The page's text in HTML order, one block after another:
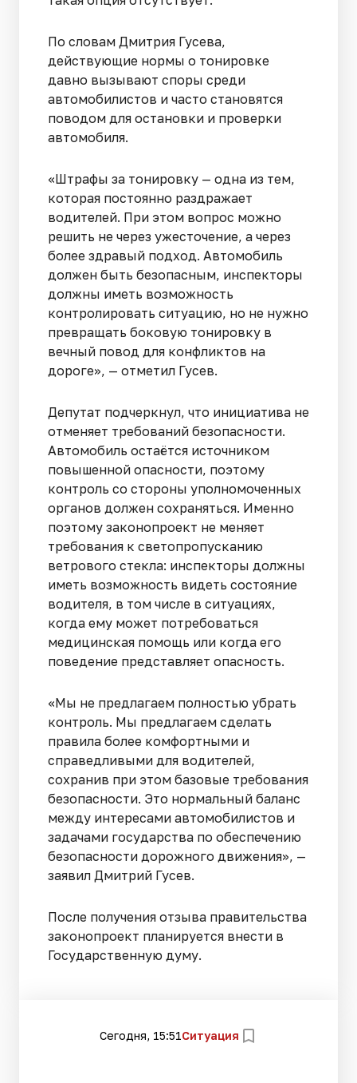
По словам Дмитрия Гусева,
действующие нормы о тонировке
давно вызывают споры среди
автомобилистов и часто становятся
поводом для остановки и проверки
автомобиля.
«Штрафы за тонировку — одна из тем,
которая постоянно раздражает
водителей. При этом вопрос можно
решить не через ужесточение, а через
более здравый подход. Автомобиль
должен быть безопасным, инспекторы
должны иметь возможность
контролировать ситуацию, но не нужно
превращать боковую тонировку в
вечный повод для конфликтов на
дороге», — отметил Гусев.
Депутат подчеркнул, что инициатива не
отменяет требований безопасности.
Автомобиль остаётся источником
повышенной опасности, поэтому
контроль со стороны уполномоченных
органов должен сохраняться. Именно
поэтому законопроект не меняет
требования к светопропусканию
ветрового стекла: инспекторы должны
иметь возможность видеть состояние
водителя, в том числе в ситуациях,
когда ему может потребоваться
медицинская помощь или когда его
поведение представляет опасность.
«Мы не предлагаем полностью убрать
контроль. Мы предлагаем сделать
правила более комфортными и
справедливыми для водителей,
сохранив при этом базовые требования
безопасности. Это нормальный баланс
между интересами автомобилистов и
задачами государства по обеспечению
безопасности дорожного движения», —
заявил Дмитрий Гусев.
После получения отзыва правительства
законопроект планируется внести в
Государственную думу.
Сегодня, 15:51Ситуация